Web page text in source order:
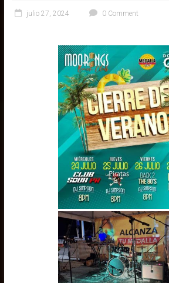
julio 27, 2024 0 Comment